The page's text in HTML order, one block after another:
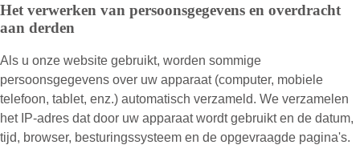
Het verwerken van persoonsgegevens en overdracht
aan derden
Als u onze website gebruikt, worden sommige
persoonsgegevens over uw apparaat (computer, mobiele
telefoon, tablet, enz.) automatisch verzameld. We verzamelen
het IP-adres dat door uw apparaat wordt gebruikt en de datum,
tijd, browser, besturingssysteem en de opgevraagde pagina's.